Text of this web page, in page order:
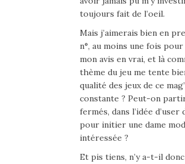
toujours fait de l’oeil.
Mais j’aimerais bien en
n°, au moins une fois
mon avis en vrai, et là
thème du jeu me tente
qualité des jeux de ce
constante ? Peut-on
fermés, dans l’idée d’user
pour initier une dame
intéressée ?
Et pis tiens, n’y a-t-il donc